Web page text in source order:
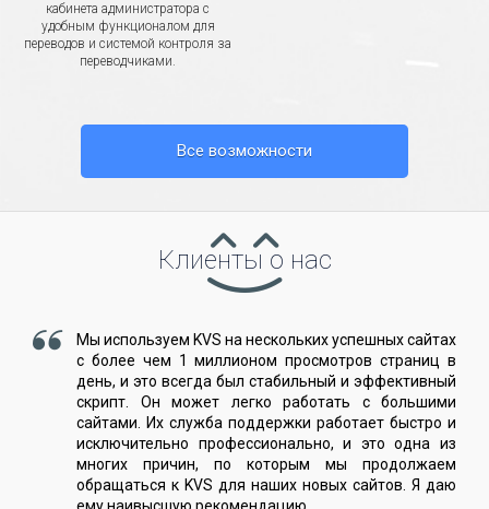
кабинета администратора с
удобным функционалом для
переводов и системой контроля за
переводчиками.
Все возможности
Клиенты о нас
Мы используем KVS на нескольких успешных сайтах
с более чем 1 миллионом просмотров страниц в
день, и это всегда был стабильный и эффективный
скрипт. Он может легко работать с большими
сайтами. Их служба поддержки работает быстро и
исключительно профессионально, и это одна из
многих причин, по которым мы продолжаем
обращаться к KVS для наших новых сайтов. Я даю